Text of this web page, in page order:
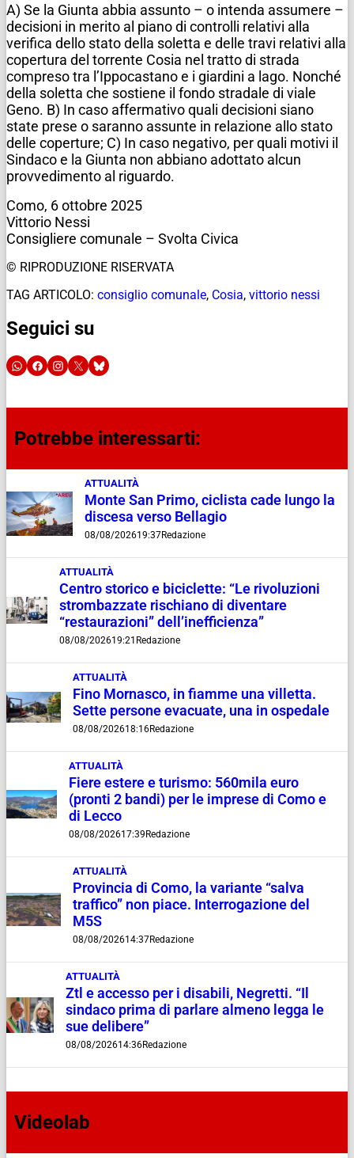
A) Se la Giunta abbia assunto – o intenda assumere –
decisioni in merito al piano di controlli relativi alla
verifica dello stato della soletta e delle travi relativi alla
copertura del torrente Cosia nel tratto di strada
compreso tra l’Ippocastano e i giardini a lago. Nonché
della soletta che sostiene il fondo stradale di viale
Geno. B) In caso affermativo quali decisioni siano
state prese o saranno assunte in relazione allo stato
delle coperture; C) In caso negativo, per quali motivi il
Sindaco e la Giunta non abbiano adottato alcun
provvedimento al riguardo.
Como, 6 ottobre 2025
Vittorio Nessi
Consigliere comunale – Svolta Civica
© RIPRODUZIONE RISERVATA
TAG ARTICOLO: consiglio comunale, Cosia, vittorio nessi
Seguici su
Potrebbe interessarti:
ATTUALITÀ
Monte San Primo, ciclista cade lungo la
discesa verso Bellagio
08/08/202619:37Redazione
ATTUALITÀ
Centro storico e biciclette: “Le rivoluzioni
strombazzate rischiano di diventare
“restaurazioni” dell’inefficienza”
08/08/202619:21 Redazione
ATTUALITÀ
Fino Mornasco, in fiamme una villetta.
Sette persone evacuate, una in ospedale
08/08/202618:16Redazione
ATTUALITÀ
Fiere estere e turismo: 560mila euro
(pronti 2 bandi) per le imprese di Como e
di Lecco
08/08/202617:39 Redazione
ATTUALITÀ
Provincia di Como, la variante “salva
traffico” non piace. Interrogazione del
M5S
08/08/202614:37Redazione
ATTUALITÀ
Ztl e accesso per i disabili, Negretti. “Il
sindaco prima di parlare almeno legga le
sue delibere”
08/08/202614:36Redazione
Videolab